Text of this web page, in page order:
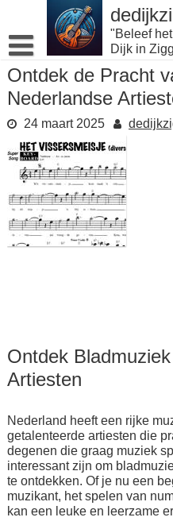
inhoud
gaan
"Beleef
Dijk in
Ontdek de Pracht
Nederlandse
24 maart 2025
Ontdek
Artiesten
Nederland heeft een rijke
getalenteerde artiesten die
degenen die graag muziek
interessant zijn om
te ontdekken. Of je nu een
muzikant, het spelen van
kan een leuke en leerzame